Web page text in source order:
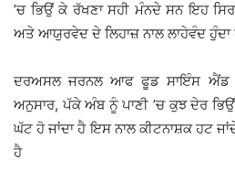
’ਚ ਭਿਉਂ ਕੇ ਰੱਖਣਾ ਸਹੀ ਮੰਨਦੇ ਸਨ ਇਹ
ਅਤੇ ਆਯੁਰਵੇਦ ਦੇ ਲਿਹਾਜ਼ ਨਾਲ ਲਾਹੇਵੰਦ ਹੁੰਦਾ
ਦਰਅਸਲ ਜਰਨਲ ਆਫ ਫੂਡ ਸਾਇੰਸ ਐਂਡ
ਅਨੁਸਾਰ, ਪੱਕੇ ਅੰਬ ਨੂੰ ਪਾਣੀ ’ਚ ਕੁਝ ਦੇਰ
ਘੱਟ ਹੋ ਜਾਂਦਾ ਹੈ ਇਸ ਨਾਲ ਕੀਟਨਾਸ਼ਕ ਹਟ
ਹੈ